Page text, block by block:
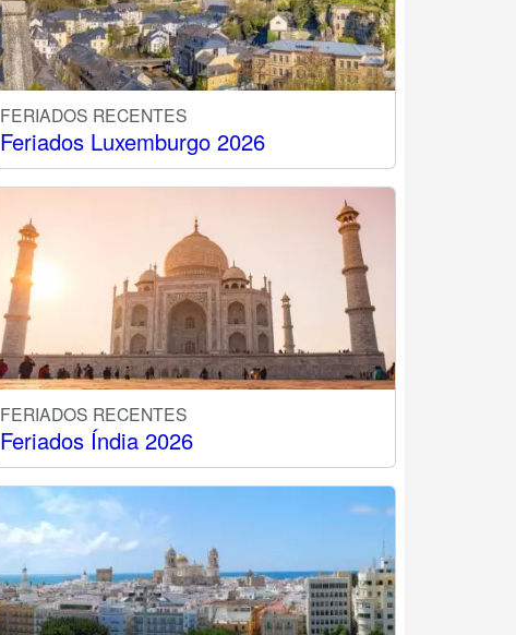
FERIADOS RECENTES
Feriados Luxemburgo 2026
FERIADOS RECENTES
Feriados Índia 2026